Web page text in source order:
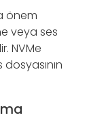
önem
veya ses
NVMe